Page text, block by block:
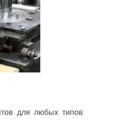
для любых типов